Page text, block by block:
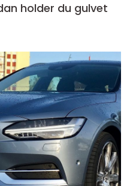
holder du gulvet